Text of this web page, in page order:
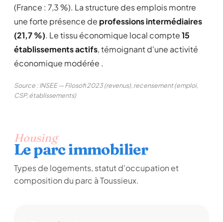
(France : 7,3 %). La structure des emplois montre
une forte présence de professions intermédiaires
(21,7 %). Le tissu économique local compte15
établissements actifs, témoignant d'une activité
économique modérée .
Source : INSEE — Filosofi 2023 (revenus), recensement (emploi,
CSP, établissements)
Housing
Le parc immobilier
Types de logements, statut d'occupation et
composition du parc à Toussieux.